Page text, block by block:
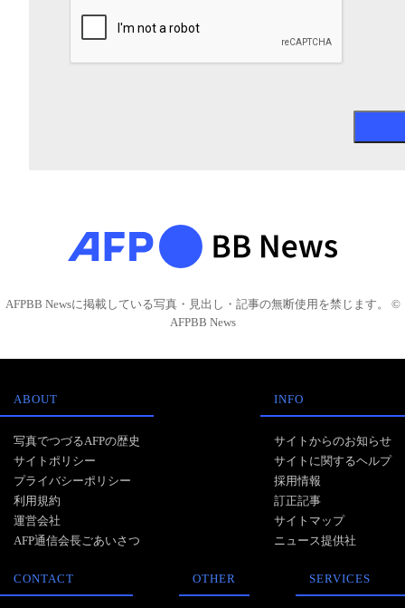
AFPBB Newsに掲載している写真・見出し・記事の無断使用を禁じます。 ©
AFPBB News
ABOUT
写真でつづるAFPの歴史
サイトポリシー
プライバシーポリシー
利用規約
運営会社
AFP通信会長ごあいさつ
INFO
サイトからのお知らせ
サイトに関するヘルプ
採用情報
訂正記事
サイトマップ
ニュース提供社
CONTACT OTHER SERVICES